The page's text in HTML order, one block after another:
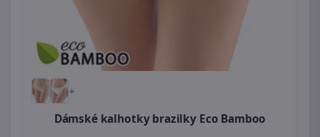
+
Dámské kalhotky brazilky Eco Bamboo